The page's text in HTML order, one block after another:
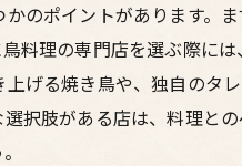
のポイントがあります。
料理の専門店を選ぶ際に
げる焼き鳥や、独自のタ
択肢がある店は、料理と